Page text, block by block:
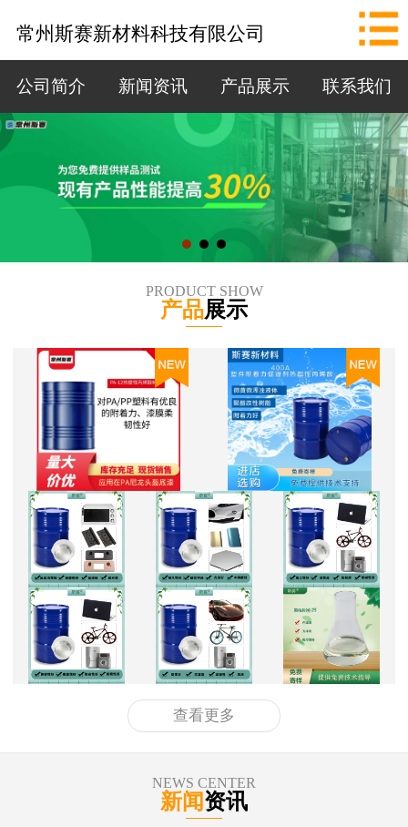
新闻资讯
产品展示
联系我们
拨打电话
常州斯赛新材料科技有限公司
公司简介 新闻资讯 产品展示 联系我们
PRODUCT SHOW
产品展示
查看更多
NEWS CENTER
新闻资讯